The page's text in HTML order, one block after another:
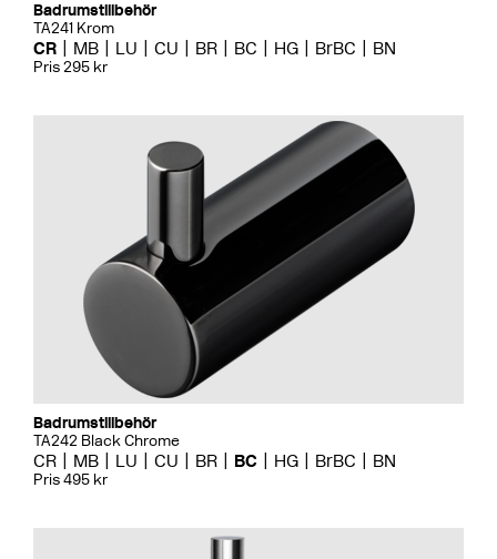
Badrumstillbehör
TA241 Krom
CR MB LU CU BR BC HG BrBC BN
Pris 295 kr
Badrumstillbehör
TA242 Black Chrome
CR MB LU CU BR BC HG BrBC BN
Pris 495 kr